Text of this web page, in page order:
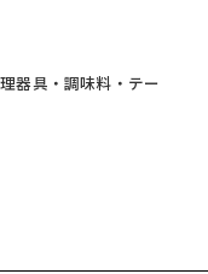
器具・調味料・テー